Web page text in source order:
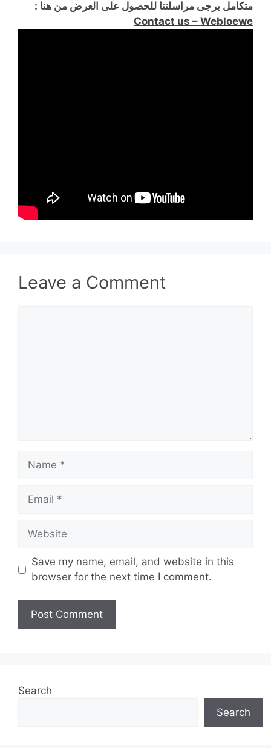
متكامل يرجى مراسلتنا للحصول على العرض من هنا :
Contact us – Webloewe
Leave a Comment
Name
Email
Website
Save my name, email, and website in this
browser for the next time I comment.
Search
Search